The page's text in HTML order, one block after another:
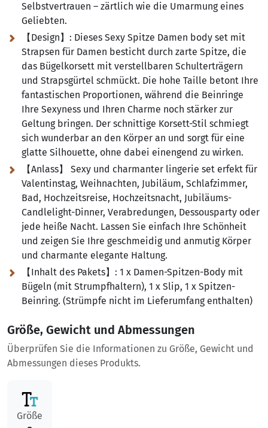
Selbstvertrauen – zärtlich wie die Umarmung eines
Geliebten.
【Design】: Dieses Sexy Spitze Damen body set mit
Strapsen für Damen besticht durch zarte Spitze, die
das Bügelkorsett mit verstellbaren Schulterträgern
und Strapsgürtel schmückt. Die hohe Taille betont Ihre
fantastischen Proportionen, während die Beinringe
Ihre Sexyness und Ihren Charme noch stärker zur
Geltung bringen. Der schnittige Korsett-Stil schmiegt
sich wunderbar an den Körper an und sorgt für eine
glatte Silhouette, ohne dabei einengend zu wirken.
【Anlass】 Sexy und charmanter lingerie set erfekt für
Valentinstag, Weihnachten, Jubiläum, Schlafzimmer,
Bad, Hochzeitsreise, Hochzeitsnacht, Jubiläums-
Candlelight-Dinner, Verabredungen, Dessousparty oder
jede heiße Nacht. Lassen Sie einfach Ihre Schönheit
und zeigen Sie Ihre geschmeidig und anmutig Körper
und charmante elegante Haltung.
【Inhalt des Pakets】: 1 x Damen-Spitzen-Body mit
Bügeln (mit Strumpfhaltern), 1 x Slip, 1 x Spitzen-
Beinring. (Strümpfe nicht im Lieferumfang enthalten)
Größe, Gewicht und Abmessungen
Überprüfen Sie die Informationen zu Größe, Gewicht und
Abmessungen dieses Produkts.
Größe